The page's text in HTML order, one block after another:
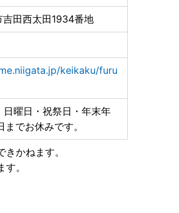
ら試してランキング』で
た‼】
トラリーが評価され、第4
して使用されました。
品質を有するカトラリーを
吉田西太田1934番地
keikaku/furu
曜日・祝祭日・年末年
でお休みです。
かねます。
。